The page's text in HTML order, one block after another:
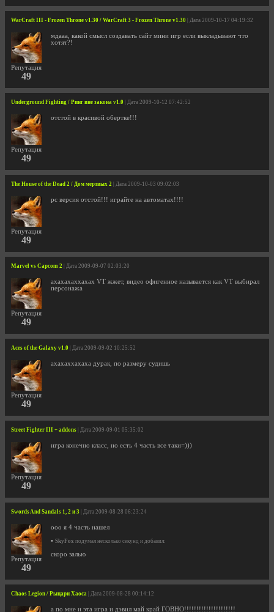
WarCraft III - Frozen Throne v1.30 / WarCraft 3 - Frozen Throne v1.30 | Дата 2009-10-17 04:19:32
Репутация
49
мдааа, какой смысл создавать сайт мини игр если выкладывают что
хотят?!
Underground Fighting / Ринг вне закона v1.0 | Дата 2009-10-12 07:42:52
Репутация
49
отстой в красивой обертке!!!
The House of the Dead 2 / Дом мертвых 2 | Дата 2009-10-03 09:02:03
Репутация
49
pc версия отстой!!! играйте на автоматах!!!!
Marvel vs Capcom 2 | Дата 2009-09-07 02:03:20
Репутация
49
ахахахаххахах VT жжет, видео офигенное называется как VT выбирал
персонажа
Aces of the Galaxy v1.0 | Дата 2009-09-02 10:25:52
Репутация
49
ахахаххахаха дурак, по размеру судишь
Street Fighter III + addons | Дата 2009-09-01 05:35:02
Репутация
49
игра конечно класс, но есть 4 часть все таки=)))
Swords And Sandals 1, 2 и 3 | Дата 2009-08-28 06:23:24
Репутация
49
ооо я 4 часть нашел
• SkyFox подумал несколько секунд и добавил:
скоро залью
Chaos Legion / Рыцари Хаоса | Дата 2009-08-28 00:14:12
а по мне и эта игра и дэвил май край ГОВНО!!!!!!!!!!!!!!!!!!!!!